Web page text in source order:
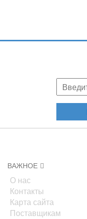
ВАЖНОЕ
О нас
Контакты
Карта сайта
Поставщикам